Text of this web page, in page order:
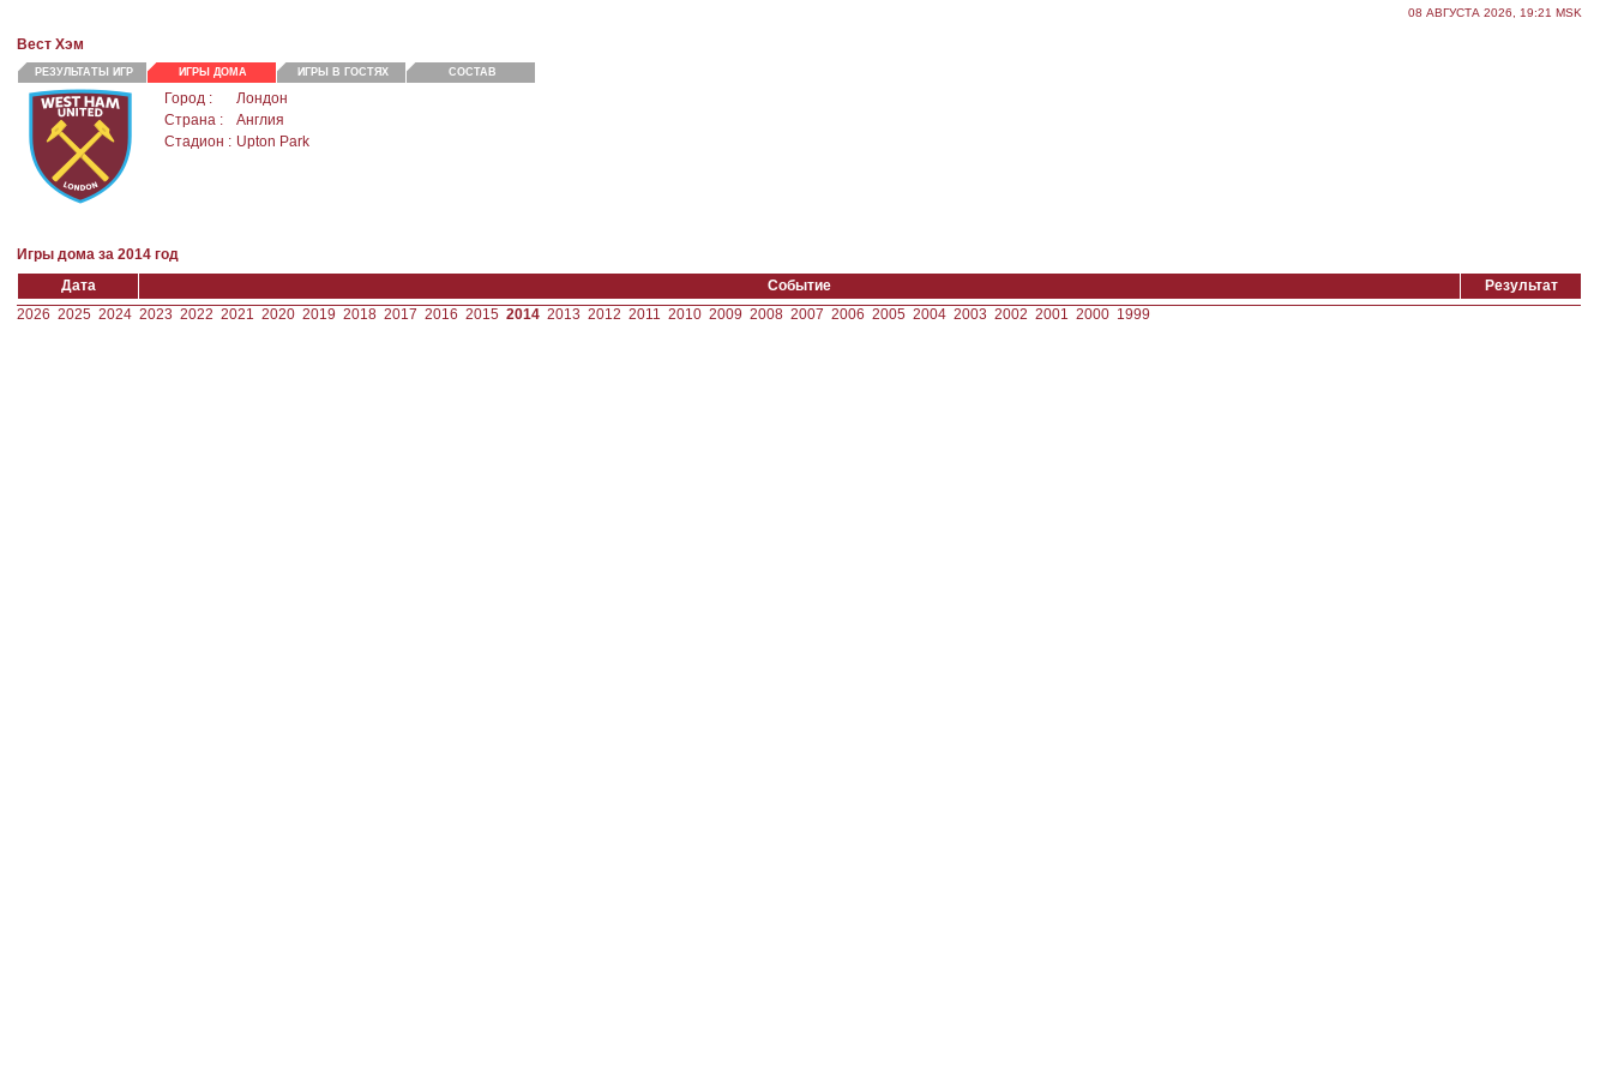
08 АВГУСТА 2026, 19:21 MSK
Вест Хэм
РЕЗУЛЬТАТЫ ИГР ИГРЫ ДОМА ИГРЫ В ГОСТЯХ СОСТАВ
Город :
Лондон
Страна :
Англия
Стадион : Upton Park
Игры дома за 2014 год
Дата
Событие
Результат
2026 2025 2024 2023 2022 2021 2020 2019 2018 2017 2016 2015 2014 2013 2012 2011 2010 2009 2008 2007 2006 2005 2004 2003 2002 2001 2000 1999